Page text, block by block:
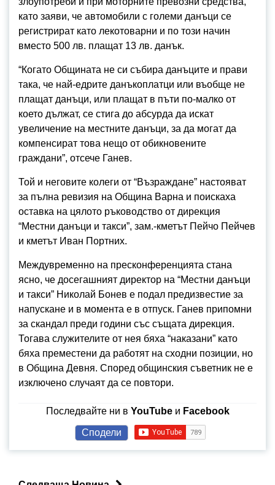
като заяви, че автомобили с големи данъци се
регистрират като лекотоварни и по този начин
вместо 500 лв. плащат 13 лв. данък.
“Когато Общината не си събира данъците и прави
така, че най-едрите данъкоплатци или въобще не
плащат данъци, или плащат в пъти по-малко от
което дължат, се стига до абсурда да искат
увеличение на местните данъци, за да могат да
компенсират това нещо от обикновените
граждани”, отсече Ганев.
Той и неговите колеги от “Възраждане” настояват
за пълна ревизия на Община Варна и поискаха
оставка на цялото ръководство от дирекция
“Местни данъци и такси”, зам.-кметът Пейчо Пейчев
и кметът Иван Портних.
Междувременно на пресконференцията стана
ясно, че досегашният директор на “Местни данъци
и такси” Николай Бонев е подал предизвестие за
напускане и в момента е в отпуск. Ганев припомни
за скандал преди години със същата дирекция.
Тогава служителите от нея бяха “наказани” като
бяха преместени да работят на сходни позиции, но
в Община Девня. Според общинския съветник не е
изключено случаят да се повтори.
Последвайте ни в YouTubeи Facebook
Сподели